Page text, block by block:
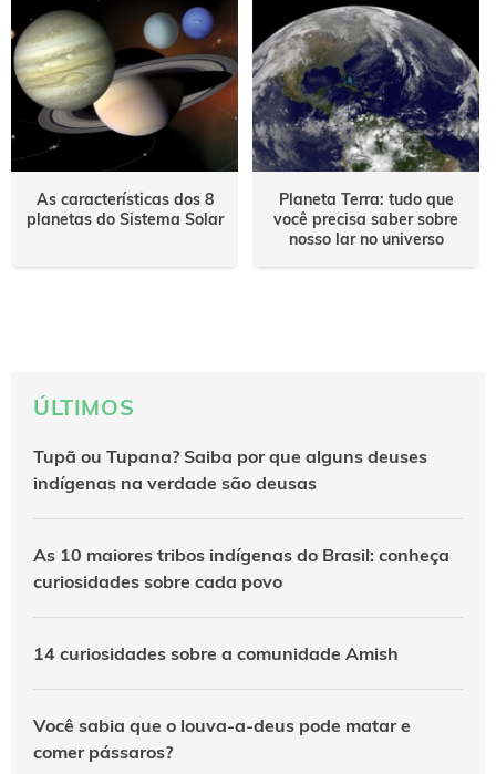
As características dos 8
planetas do Sistema Solar
Planeta Terra: tudo que
você precisa saber sobre
nosso lar no universo
ÚLTIMOS
Tupã ou Tupana? Saiba por que alguns deuses
indígenas na verdade são deusas
As 10 maiores tribos indígenas do Brasil: conheça
curiosidades sobre cada povo
14 curiosidades sobre a comunidade Amish
Você sabia que o louva-a-deus pode matar e
comer pássaros?